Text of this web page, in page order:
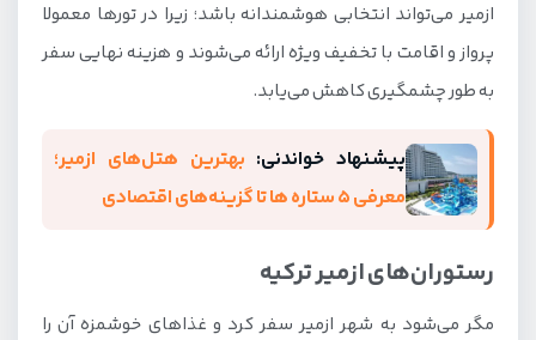
ازمیر می‌تواند انتخابی هوشمندانه باشد؛ زیرا در تورها معمولا
پرواز و اقامت با تخفیف ویژه ارائه می‌شوند و هزینه نهایی سفر
به طور چشمگیری کاهش می‌یابد.
پیشنهاد خواندنی: بهترین هتل‌های ازمیر؛
معرفی ۵ ستاره ها تا گزینه‌های اقتصادی
رستوران‌های ازمیر ترکیه
مگر می‌شود به شهر ازمیر سفر کرد و غذاهای خوشمزه آن را